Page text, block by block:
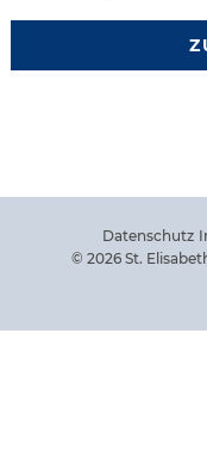
Datenschutz
© 2026 St.